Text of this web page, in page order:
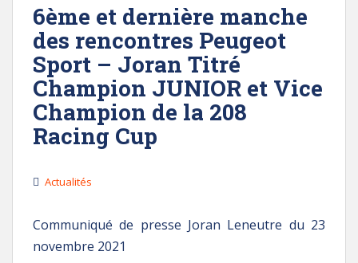
6ème et dernière manche
des rencontres Peugeot
Sport – Joran Titré
Champion JUNIOR et Vice
Champion de la 208
Racing Cup
Actualités
Communiqué de presse Joran Leneutre du 23
novembre 2021